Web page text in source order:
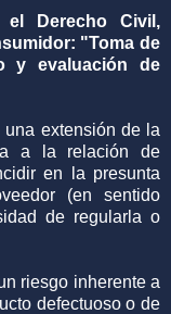
Derecho Civil,
"Toma de
y evaluación de
una extensión de la
a la relación de
en la presunta
(en sentido
de regularla o
riesgo inherente a
defectuoso o de